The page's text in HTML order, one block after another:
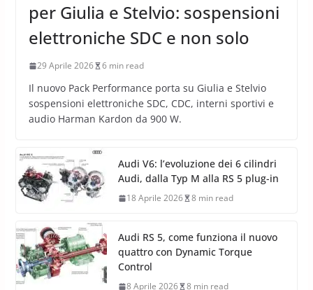
per Giulia e Stelvio: sospensioni
elettroniche SDC e non solo
29 Aprile 2026 6 min read
Il nuovo Pack Performance porta su Giulia e Stelvio
sospensioni elettroniche SDC, CDC, interni sportivi e
audio Harman Kardon da 900 W.
Audi V6: l’evoluzione dei 6 cilindri
Audi, dalla Typ M alla RS 5 plug-in
18 Aprile 2026 8 min read
Audi RS 5, come funziona il nuovo
quattro con Dynamic Torque
Control
8 Aprile 2026 8 min read